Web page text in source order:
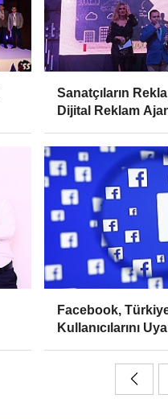
Sanatçıların
Dijital Reklam
Facebook,
Kullanıcılarını